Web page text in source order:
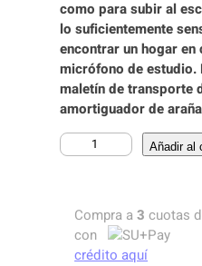
como para subir al
lo suficientemente
encontrar un hogar
micrófono de estudio.
maletín de transporte
amortiguador de
M
I
Añadir al
Compra a3 cuotas
con
crédito aquí